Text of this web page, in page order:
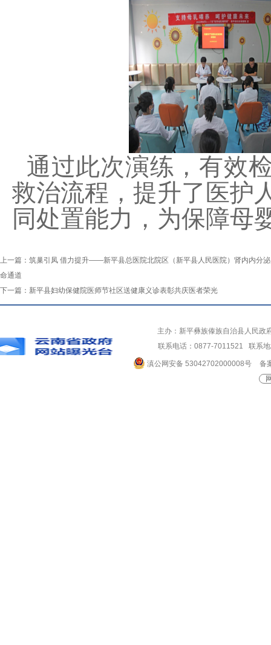
通过此次演练，有效
救治流程，提升了医护
同处置能力，为保障母
上一篇： 筑巢引凤 借力提升——新平县总医院北院区（新平县人民医院）肾内内分
命通道
下一篇： 新平县妇幼保健院医师节社区送健康义诊表彰共庆医者荣光
主办：新平彝族傣族自治县人民
联系电话：0877-7011521 联系
滇公网安备 53042702000008号
备